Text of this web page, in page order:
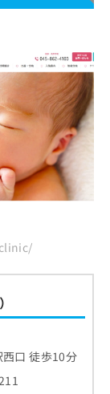
口 徒歩10分